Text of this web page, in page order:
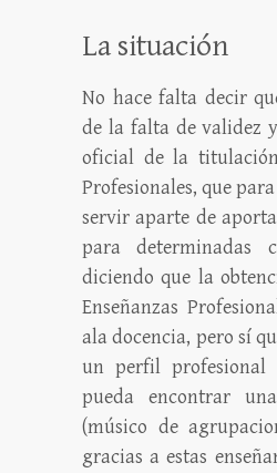
La situación
No hace falta decir
de la falta de validez
oficial de la titulación
Profesionales, que
servir aparte de
para determinadas
diciendo que la
Enseñanzas
ala docencia, pero sí
un perfil profesional
pueda encontrar
(músico de
gracias a estas